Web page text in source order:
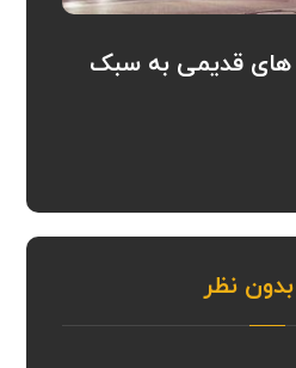
های قدیمی به سبک
بدون نظر